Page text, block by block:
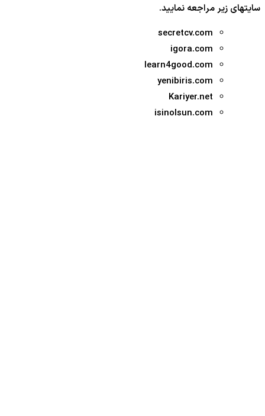
سایتهای زیر مراجعه نمایید.
secretcv.com
igora.com
learn4good.com
yenibiris.com
Kariyer.net
isinolsun.com